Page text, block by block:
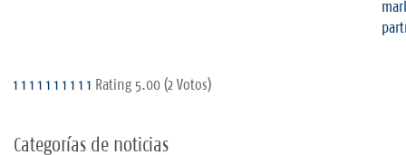
1 1 1 1 1 1 1 1 1 1 Rating 5.00 (2 Votos)
Categorías de noticias